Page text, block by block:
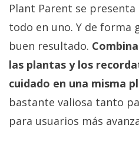
Plant Parent se
todo en uno. Y de forma
buen resultado.
las plantas y los
cuidado en una misma
bastante valiosa tanto
para usuarios más